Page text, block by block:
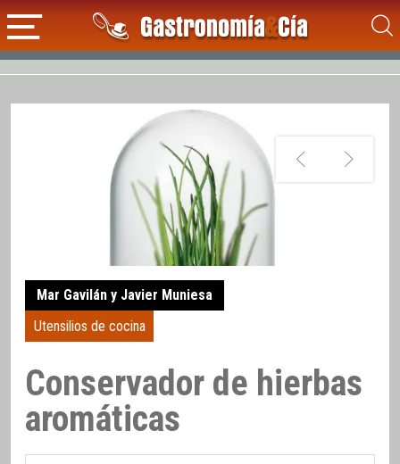
Mar Gavilán y Javier Muniesa
Utensilios de cocina
Conservador de hierbas
aromáticas